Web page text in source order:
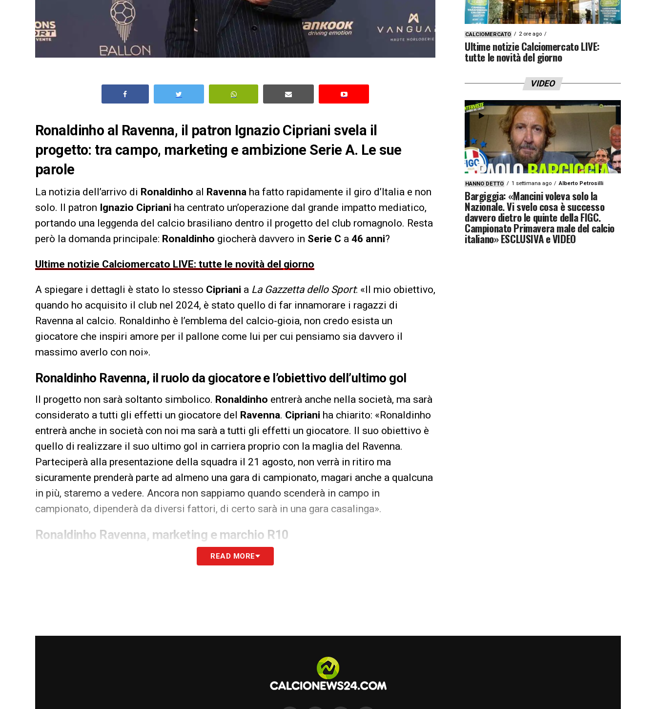
Ronaldinho al Ravenna, il patron Ignazio Cipriani svela il
progetto: tra campo, marketing e ambizione Serie A. Le sue
parole
La notizia dell’arrivo di Ronaldinho al Ravenna ha fatto rapidamente il giro d’Italia e non
solo. Il patron Ignazio Cipriani ha centrato un’operazione dal grande impatto mediatico,
portando una leggenda del calcio brasiliano dentro il progetto del club romagnolo. Resta
però la domanda principale: Ronaldinho giocherà davvero in Serie C a 46 anni?
Ultime notizie Calciomercato LIVE: tutte le novità del giorno
A spiegare i dettagli è stato lo stesso Cipriani a La Gazzetta dello Sport: «Il mio obiettivo,
quando ho acquisito il club nel 2024, è stato quello di far innamorare i ragazzi di
Ravenna al calcio. Ronaldinho è l’emblema del calcio-gioia, non credo esista un
giocatore che inspiri amore per il pallone come lui per cui pensiamo sia davvero il
massimo averlo con noi».
Ronaldinho Ravenna, il ruolo da giocatore e l’obiettivo dell’ultimo gol
Il progetto non sarà soltanto simbolico. Ronaldinho entrerà anche nella società, ma sarà
considerato a tutti gli effetti un giocatore del Ravenna. Cipriani ha chiarito: «Ronaldinho
entrerà anche in società con noi ma sarà a tutti gli effetti un giocatore. Il suo obiettivo è
quello di realizzare il suo ultimo gol in carriera proprio con la maglia del Ravenna.
Parteciperà alla presentazione della squadra il 21 agosto, non verrà in ritiro ma
sicuramente prenderà parte ad almeno una gara di campionato, magari anche a qualcuna
in più, staremo a vedere. Ancora non sappiamo quando scenderà in campo in
campionato, dipenderà da diversi fattori, di certo sarà in una gara casalinga».
Ronaldinho Ravenna, marketing e marchio R10
L’operazione avrà anche una forte componente commerciale. La maglia del
anche il suo marchio tecnico, R10, in stile Michael Jordan per intenderci, il Ravenna sarà
READ MORE
CALCIOMERCATO 2 ore ago
Ultime notizie Calciomercato LIVE:
tutte le novità del giorno
VIDEO
HANNO DETTO 1 settimana ago Alberto Petrosilli
Bargiggia: «Mancini voleva solo la
Nazionale. Vi svelo cosa è successo
davvero dietro le quinte della FIGC.
Campionato Primavera male del calcio
italiano» ESCLUSIVA e VIDEO